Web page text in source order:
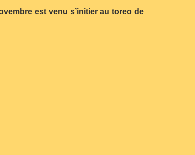
est venu s’initier au toreo de